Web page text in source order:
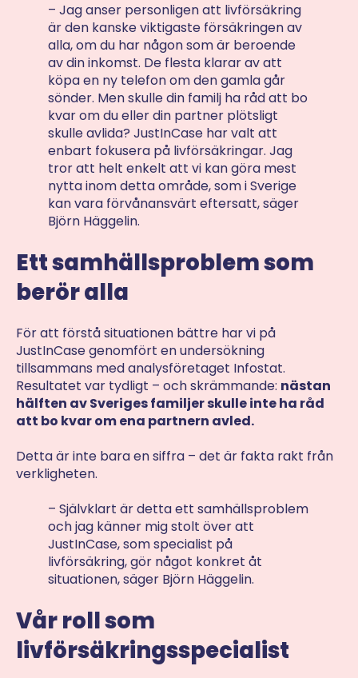
– Jag anser personligen att livförsäkring
är den kanske viktigaste försäkringen av
alla, om du har någon som är beroende
av din inkomst. De flesta klarar av att
köpa en ny telefon om den gamla går
sönder. Men skulle din familj ha råd att bo
kvar om du eller din partner plötsligt
skulle avlida? JustInCase har valt att
enbart fokusera på livförsäkringar. Jag
tror att helt enkelt att vi kan göra mest
nytta inom detta område, som i Sverige
kan vara förvånansvärt eftersatt, säger
Björn Häggelin.
Ett samhällsproblem som
berör alla
För att förstå situationen bättre har vi på
JustInCase genomfört en undersökning
tillsammans med analysföretaget Infostat.
Resultatet var tydligt – och skrämmande: nästan
hälften av Sveriges familjer skulle inte ha råd
att bo kvar om ena partnern avled.
Detta är inte bara en siffra – det är fakta rakt från
verkligheten.
– Självklart är detta ett samhällsproblem
och jag känner mig stolt över att
JustInCase, som specialist på
livförsäkring, gör något konkret åt
situationen, säger Björn Häggelin.
Vår roll som
livförsäkringsspecialist